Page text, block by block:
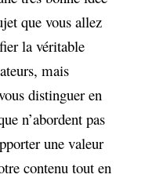
que vous allez
la véritable
mais
distinguer en
n’abordent pas
une valeur
contenu tout en